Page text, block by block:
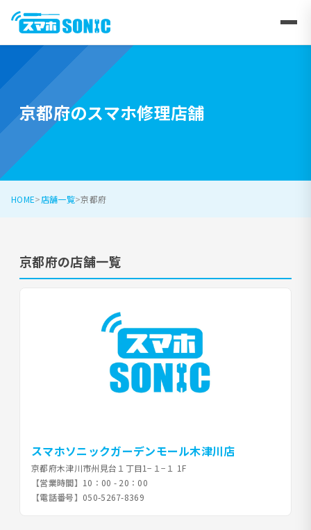
京都府のスマホ修理店舗
HOME 店舗一覧 京都府
京都府の店舗一覧
スマホソニックガーデンモール木津川店
京都府木津川市州見台１丁目1−１−１ 1F
【営業時間】 10：00 - 20：00
【電話番号】 050-5267-8369